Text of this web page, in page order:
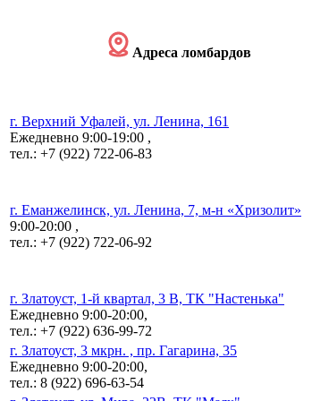
Адреса ломбардов
г. Верхний Уфалей, ул. Ленина, 161
Ежедневно 9:00-19:00 ,
тел.: +7 (922) 722-06-83
г. Еманжелинск, ул. Ленина, 7, м-н «Хризолит»
9:00-20:00 ,
тел.: +7 (922) 722-06-92
г. Златоуст, 1-й квартал, 3 В, ТК "Настенька"
Ежедневно 9:00-20:00,
тел.: +7 (922) 636-99-72
г. Златоуст, 3 мкрн. , пр. Гагарина, 35
Ежедневно 9:00-20:00,
тел.: 8 (922) 696-63-54